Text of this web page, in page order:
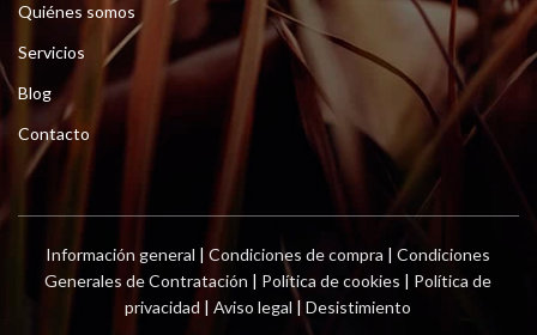
Quiénes somos
Servicios
Blog
Contacto
Información general |Condiciones de compra |Condiciones
Generales de Contratación | Política de cookies | Política de
privacidad |Aviso legal |Desistimiento